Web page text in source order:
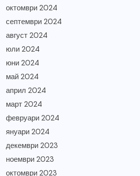
октомври 2024
септември 2024
август 2024
юли 2024
юни 2024
май 2024
април 2024
март 2024
февруари 2024
януари 2024
декември 2023
ноември 2023
октомври 2023